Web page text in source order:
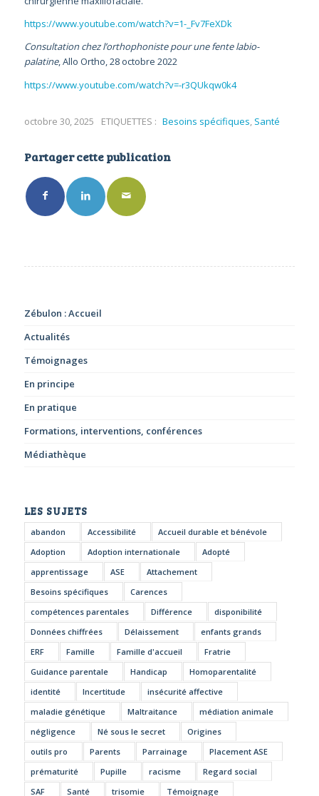
https://www.youtube.com/watch?v=1-_Fv7FeXDk
Consultation chez l’orthophoniste pour une fente labio-
palatine, Allo Ortho, 28 octobre 2022
https://www.youtube.com/watch?v=-r3QUkqw0k4
octobre 30, 2025 ETIQUETTES : Besoins spécifiques Santé
Partager cette publication
Zébulon : Accueil
Actualités
Témoignages
En principe
En pratique
Formations, interventions, conférences
Médiathèque
LES SUJETS
abandon Accessibilité
Accueil durable et bénévole
Adoption
Adoption internationale
Adopté
apprentissage
ASE
Attachement
Besoins spécifiques
Carences
compétences parentales
Différence
disponibilité
Données chiffrées
Délaissement
enfants grands
ERF
Famille Famille d'accueil
Fratrie
Guidance parentale
Handicap
Homoparentalité
identité
Incertitude
insécurité affective
maladie génétique
Maltraitance
médiation animale
négligence
Né sous le secret
Origines
outils pro
Parents Parrainage
Placement ASE
prématurité
Pupille racisme
Regard social
SAF
Santé trisomie Témoignage